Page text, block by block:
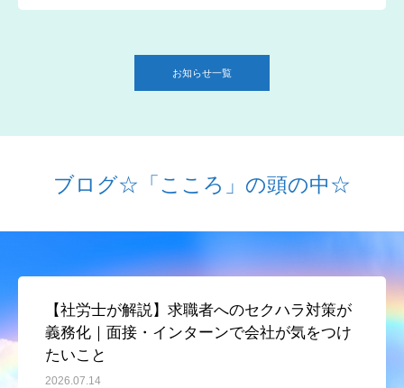
お知らせ一覧
ブログ☆「こころ」の頭の中☆
【社労士が解説】求職者へのセクハラ対策が
義務化｜面接・インターンで会社が気をつけ
たいこと
2026.07.14